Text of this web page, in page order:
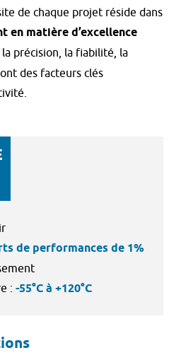
de chaque projet réside dans
en matière d’excellence
la précision, la fiabilité, la
des facteurs clés
de performances de 1%
: -55°C à +120°C